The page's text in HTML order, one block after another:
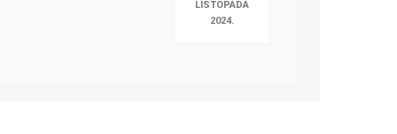
LISTOPADA
2024.